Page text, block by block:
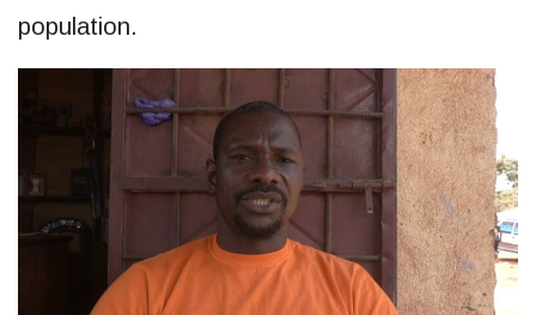
population.